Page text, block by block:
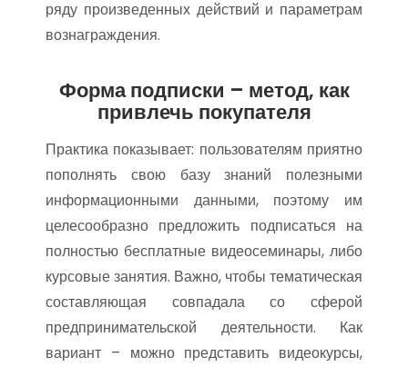
ряду произведенных действий и параметрам
вознаграждения.
Форма подписки – метод, как
привлечь покупателя
Практика показывает: пользователям приятно
пополнять свою базу знаний полезными
информационными данными, поэтому им
целесообразно предложить подписаться на
полностью бесплатные видеосеминары, либо
курсовые занятия. Важно, чтобы тематическая
составляющая совпадала со сферой
предпринимательской деятельности. Как
вариант – можно представить видеокурсы,